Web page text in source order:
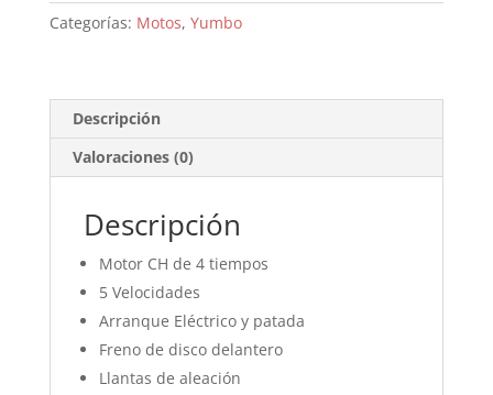
cantidad
Categorías: Motos, Yumbo
Descripción
Valoraciones (0)
Descripción
Motor CH de 4 tiempos
5 Velocidades
Arranque Eléctrico y patada
Freno de disco delantero
Llantas de aleación